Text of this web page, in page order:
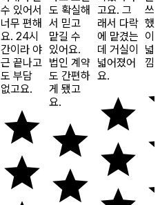
수 있어서
너무 편해
요. 24시
간이라 야
근 끝나고
도 부담
없고요.
도 확실해
서 믿고
맡길 수
있어요.
법인 계약
도 간편하
게 됐고
요.
고요. 그
래서 다락
에 맡겼는
데 거실이
넓어졌어
요.
쓰
했
이
넓
낌